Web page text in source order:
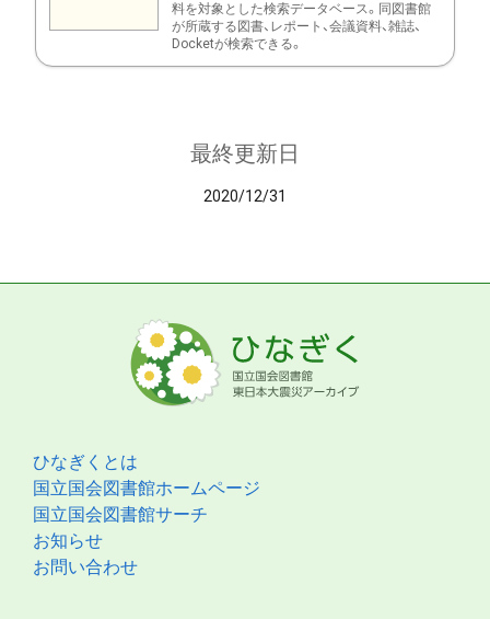
料を対象とした検索データベース。同図書館
が所蔵する図書、レポート、会議資料、雑誌、
Docketが検索できる。
最終更新日
2020/12/31
ひなぎくとは
国立国会図書館ホームページ
国立国会図書館サーチ
お知らせ
お問い合わせ